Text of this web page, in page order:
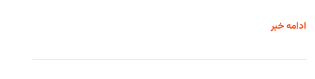
ادامه خبر